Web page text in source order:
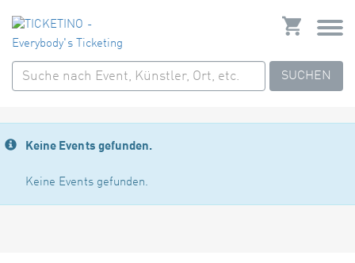
SUCHEN
Keine Events gefunden.
Keine Events gefunden.